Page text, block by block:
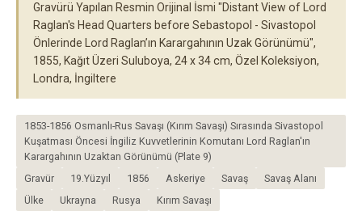
Gravürü Yapılan Resmin Orijinal İsmi "Distant View of Lord
Raglan's Head Quarters before Sebastopol - Sivastopol
Önlerinde Lord Raglan’ın Karargahının Uzak Görünümü",
1855, Kağıt Üzeri Suluboya, 24 x 34 cm, Özel Koleksiyon,
Londra, İngiltere
1853-1856 Osmanlı-Rus Savaşı (Kırım Savaşı) Sırasında Sivastopol
Kuşatması Öncesi İngiliz Kuvvetlerinin Komutanı Lord Raglan'ın
Karargahının Uzaktan Görünümü (Plate 9)
Gravür
19.Yüzyıl 1856 Askeriye Savaş
Savaş Alanı
Ülke
Ukrayna Rusya
Kırım Savaşı